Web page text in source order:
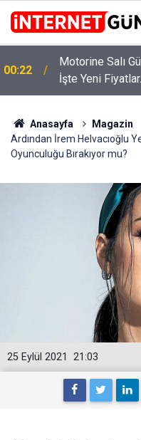
00:22
Motorine Salı
İşte Yeni
Anasayfa Magazin
Ardından İrem Helvacıoğlu
Oyunculuğu Bırakıyor mu?
21:03
25 Eylül 2021